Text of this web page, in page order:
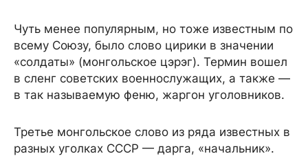
Чуть менее популярным, но тоже известным по
всему Союзу, было слово цирики в значении
«солдаты» (монгольское цэрэг). Термин вошел
в сленг советских военнослужащих, а также —
в так называемую феню, жаргон уголовников.
Третье монгольское слово из ряда известных в
разных уголках СССР — дарга, «начальник».